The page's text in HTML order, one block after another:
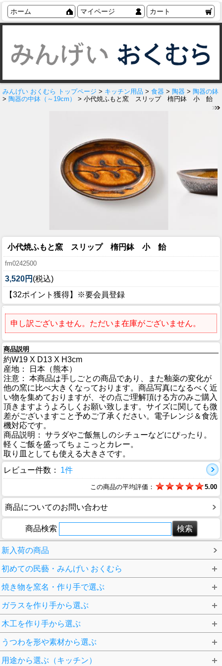
ホーム マイページ カート
みんげい おくむら トップページ > キッチン用品 > 食器 > 陶器 > 陶器の鉢
> 陶器の中鉢（～19cm） > 小代焼ふもと窯 スリップ 楕円鉢 小 飴
小代焼ふもと窯 スリップ 楕円鉢 小 飴
fm0242500
3,520円 (税込)
【32ポイント獲得】※要会員登録
申し訳ございません。ただいま在庫がございません。
商品説明
約W19 X D13 X H3cm
産地： 日本（熊本）
注意： 本商品は手しごとの商品であり、また釉薬の変化が
他の窯に比べ大きくなっております。商品写真になるべく近
い物を集めておりますが、その点ご理解頂ける方のみご購入
頂きますようよろしくお願い致します。サイズに関しても微
差がございますこと予めご了承ください。電子レンジ＆食洗
機対応です。
商品説明： サラダやご飯無しのシチューなどにぴったり。
軽くご飯を盛ってちょこっとカレー。
取り皿としても使える大きさです。
レビュー件数：
1件
この商品の平均評価： 5.00
商品についてのお問い合わせ
商品検索
新入荷の商品
初めての民藝・みんげい おくむら
焼き物を窯名・作り手で選ぶ
ガラスを作り手から選ぶ
木工を作り手から選ぶ
うつわを形や素材から選ぶ
用途から選ぶ（キッチン）